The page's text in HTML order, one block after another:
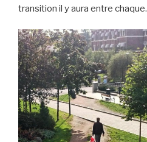
transition il y aura entre chaque.